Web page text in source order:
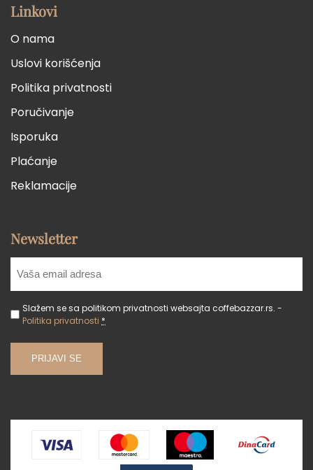
Linkovi
O nama
Uslovi korišćenja
Politika privatnosti
Poručivanje
Isporuka
Plaćanje
Reklamacije
Newsletter
Slažem se sa politikom privatnosti websajta coffebazzar.rs. -
Politika privatnosti *